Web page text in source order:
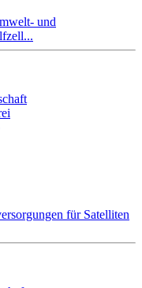
und
für Satelliten